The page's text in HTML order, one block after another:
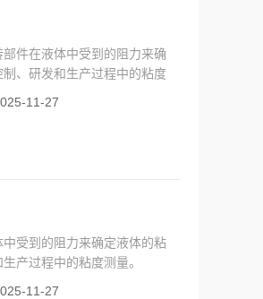
件在液体中受到的阻力来确
、研发和生产过程中的粘度
11-27
受到的阻力来确定液体的粘
产过程中的粘度测量。
11-27